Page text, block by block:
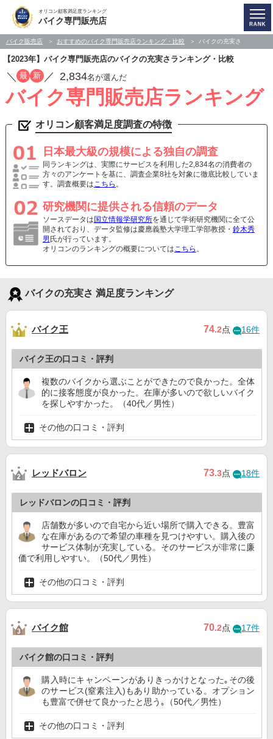
オリコン顧客満足度ランキング
バイク専門販売店
バイク販売店 おすすめのバイク専門販売店ランキング・比較 バイクの充実さ
【2023年】バイク専門販売店のバイクの充実さランキング・比較
／ 最 新 ／ 2,834名が選んだ
バイク専門販売店ランキング
オリコン顧客満足度調査の特徴
日本最大級の規模による独自の調査
同ランキングは、実際にサービスを利用した2,834名の消費者の
方々のアンケートを基に、調査企業8社を対象に徹底比較していま
す。調査概要はこちら 。
研究機関に提供される信頼のデータ
ソースデータは 国立情報学研究所を通じて学術研究機関に全て公
開されており、データ監修は慶應義塾大学理工学部教授・ 鈴木秀
男 氏が行っています。
オリコンのランキングの概要についてはこちら 。
バイクの充実さ 満足度ランキング
バイク王 74.2点 16件
バイク王の口コミ・評判
複数のバイクから選ぶことができたので良かった。全体
的に接客態度が良かった。在庫が多いので欲しいバイク
を探しやすかった。（40代／男性）
その他の口コミ・評判
レッドバロン 73.3点 18件
レッドバロンの口コミ・評判
店舗数が多いので自宅から近い場所で購入できる。豊富
な在庫があるので希望の車種を見つけやすい。購入後の
サービス体制が充実している。そのサービスが非常に廉
価で利用しやすい。（50代／男性）
その他の口コミ・評判
バイク館 70.2点 17件
バイク館の口コミ・評判
購入時にキャンペーンがありきっかけとなった｡その後
のサービス(窒素注入)もあり助かっている。オプション
も豊富で併せて良かったと思う｡（50代／男性）
その他の口コミ・評判